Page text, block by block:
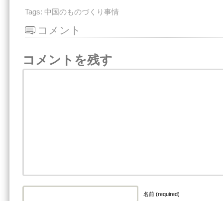
Tags: 中国のものづくり事情
コメント
コメントを残す
名前 (required)